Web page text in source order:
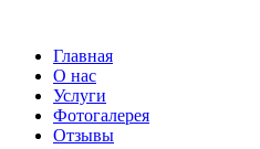
Главная
О нас
Услуги
Фотогалерея
Отзывы